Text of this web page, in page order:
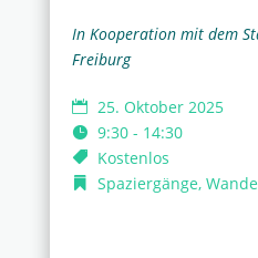
In Kooperation mit dem
Freiburg
25. Oktober 2025
9:30 - 14:30
Kostenlos
Spaziergänge,